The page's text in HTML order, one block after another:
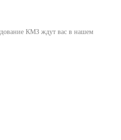
КМЗ ждут вас в нашем